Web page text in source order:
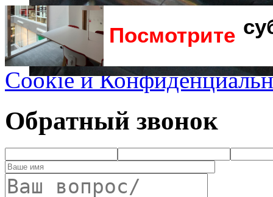
Посмотрите
Cookie и
Обратный звонок